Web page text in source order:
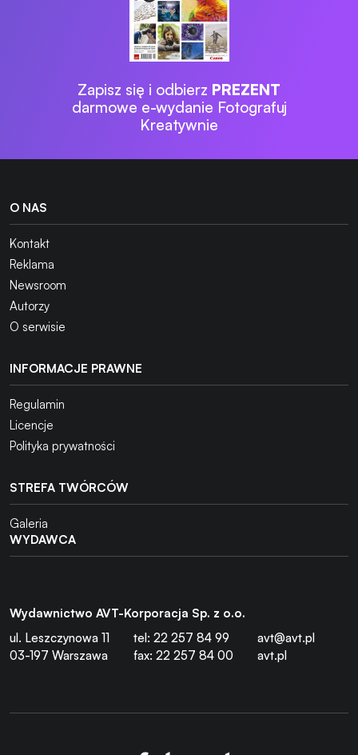
Zapisz się i odbierz PREZENT
darmowe e-wydanie Fotografuj
Kreatywnie
O NAS
Kontakt
Reklama
Newsroom
Autorzy
O serwisie
INFORMACJE PRAWNE
Regulamin
Licencje
Polityka prywatności
STREFA TWÓRCÓW
Galeria
WYDAWCA
Wydawnictwo AVT-Korporacja Sp. z o.o.
ul. Leszczynowa 11
03-197 Warszawa
tel: 22 257 84 99
fax: 22 257 84 00
avt@avt.pl
avt.pl